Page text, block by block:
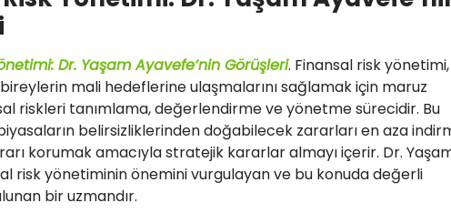
Dr. Yaşam Ayavefe’nin Görüşleri. Finansal risk yönetimi,
mali hedeflerine ulaşmalarını sağlamak için maruz
riskleri tanımlama, değerlendirme ve yönetme sürecidir. Bu
belirsizliklerinden doğabilecek zararları en aza
korumak amacıyla stratejik kararlar almayı içerir. Dr.
risk yönetiminin önemini vurgulayan ve bu konuda değerli
bir uzmandır.